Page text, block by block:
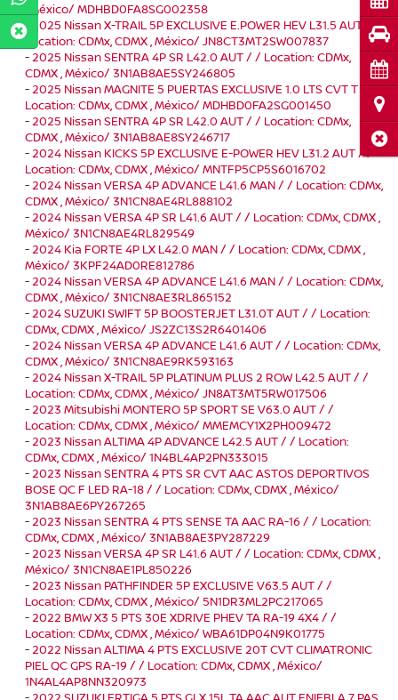
, México/ MDHBD0FA8SG002358
-
2025 Nissan X-TRAIL 5P EXCLUSIVE E.POWER HEV L31.5 AUT / /
Location: CDMx, CDMX , México/ JN8CT3MT2SW007837
-2025 Nissan SENTRA 4P SR L42.0 AUT / / Location: CDMx,
CDMX , México/ 3N1AB8AE5SY246805
-2025 Nissan MAGNITE 5 PUERTAS EXCLUSIVE 1.0 LTS CVT T / /
Location: CDMx, CDMX , México/ MDHBD0FA2SG001450
-2025 Nissan SENTRA 4P SR L42.0 AUT / / Location: CDMx,
CDMX , México/ 3N1AB8AE8SY246717
-2024 Nissan KICKS 5P EXCLUSIVE E-POWER HEV L31.2 AUT / /
Location: CDMx, CDMX , México/ MNTFP5CP5S6016702
-2024 Nissan VERSA 4P ADVANCE L41.6 MAN / / Location: CDMx,
CDMX , México/ 3N1CN8AE4RL888102
-2024 Nissan VERSA 4P SR L41.6 AUT / / Location: CDMx, CDMX ,
México/ 3N1CN8AE4RL829549
-2024 Kia FORTE 4P LX L42.0 MAN / / Location: CDMx, CDMX ,
México/ 3KPF24AD0RE812786
-2024 Nissan VERSA 4P ADVANCE L41.6 MAN / / Location: CDMx,
CDMX , México/ 3N1CN8AE3RL865152
-2024 SUZUKI SWIFT 5P BOOSTERJET L31.0T AUT / / Location:
CDMx, CDMX , México/ JS2ZC13S2R6401406
-2024 Nissan VERSA 4P ADVANCE L41.6 AUT / / Location: CDMx,
CDMX , México/ 3N1CN8AE9RK593163
-2024 Nissan X-TRAIL 5P PLATINUM PLUS 2 ROW L42.5 AUT / /
Location: CDMx, CDMX , México/ JN8AT3MT5RW017506
-2023 Mitsubishi MONTERO 5P SPORT SE V63.0 AUT / /
Location: CDMx, CDMX , México/ MMEMCY1X2PH009472
-2023 Nissan ALTIMA 4P ADVANCE L42.5 AUT / / Location:
CDMx, CDMX , México/ 1N4BL4AP2PN333015
-2023 Nissan SENTRA 4 PTS SR CVT AAC ASTOS DEPORTIVOS
BOSE QC F LED RA-18 / / Location: CDMx, CDMX , México/
3N1AB8AE6PY267265
-2023 Nissan SENTRA 4 PTS SENSE TA AAC RA-16 / / Location:
CDMx, CDMX , México/ 3N1AB8AE3PY287229
-2023 Nissan VERSA 4P SR L41.6 AUT / / Location: CDMx, CDMX ,
México/ 3N1CN8AE1PL850226
-2023 Nissan PATHFINDER 5P EXCLUSIVE V63.5 AUT / /
Location: CDMx, CDMX , México/ 5N1DR3ML2PC217065
-2022 BMW X3 5 PTS 30E XDRIVE PHEV TA RA-19 4X4 / /
Location: CDMx, CDMX , México/ WBA61DP04N9K01775
-2022 Nissan ALTIMA 4 PTS EXCLUSIVE 20T CVT CLIMATRONIC
PIEL QC GPS RA-19 / / Location: CDMx, CDMX , México/
1N4AL4AP8NN320973